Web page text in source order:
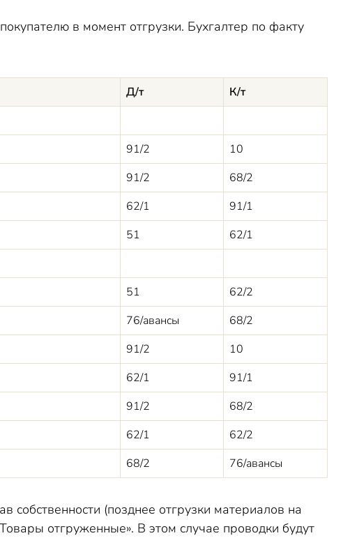
в момент отгрузки. Бухгалтер по факту
Д/т
К/т
91/2
10
91/2
68/2
62/1
91/1
51
62/1
51
62/2
76/авансы
68/2
91/2
10
62/1
91/1
91/2
68/2
62/1
62/2
68/2 76/авансы
собственности (позднее отгрузки материалов на
отгруженные». В этом случае проводки будут